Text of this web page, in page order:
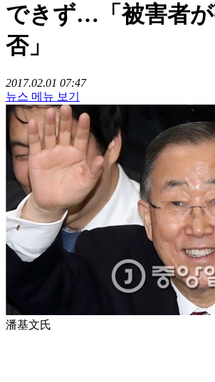
できず…「被害者
否」
2017.02.01 07:47
뉴스 메뉴 보기
潘基文氏